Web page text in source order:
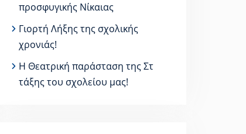
προσφυγικής Νίκαιας
Γιορτή Λήξης της σχολικής
χρονιάς!
Η Θεατρική παράσταση της Στ
τάξης του σχολείου μας!